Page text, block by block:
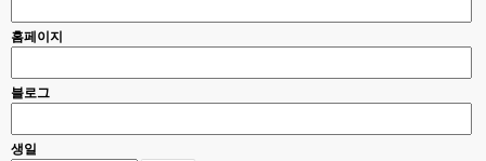
홈페이지
블로그
생일